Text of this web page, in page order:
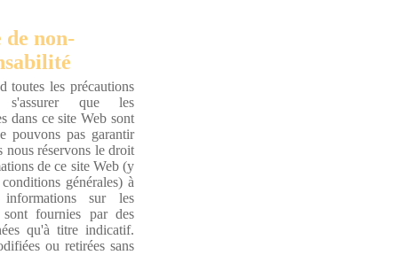
de non-
toutes les précautions
s'assurer que les
dans ce site Web sont
pouvons pas garantir
nous réservons le droit
de ce site Web (y
générales) à
sur les
sont fournies par des
qu'à titre indicatif.
ou retirées sans